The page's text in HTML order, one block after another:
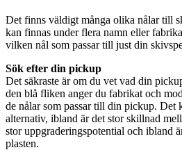
Det finns väldigt många olika nålar till
kan finnas under flera namn eller
vilken nål som passar till just din
Sök efter din pickup
Det säkraste är om du vet vad din
den blå fliken anger du fabrikat och
de nålar som passar till din pickup. Det
alternativ, ibland är det stor skillnad
stor uppgraderingspotential och ibland
plasten.